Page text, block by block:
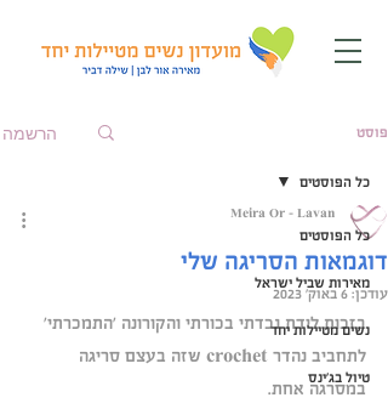
פוסט הרשמה
כל הפוסטים
מאירות שביל ישראל
נשים מטיילות יחד
טיול בג'ינס
כל הפוסטים
דוגמאות הסריגה שלי
Meira Or - Lavan
עודכן: 6 באוק׳ 2023
בזכות לידת נכדתי בכורתי והקורונה 'התמכרתי'
לתחביב נהדר crochet שזה בעצם סריגה
במסרגה אחת.